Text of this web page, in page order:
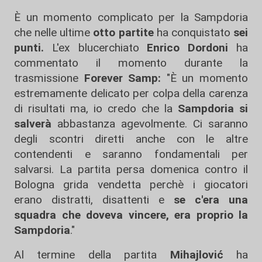
È un momento complicato per la Sampdoria
che nelle ultime otto partiteha conquistato sei
punti. L'ex blucerchiato Enrico Dordoni ha
commentato il momento durante la
trasmissione Forever Samp: "È un momento
estremamente delicato per colpa della carenza
di risultati ma, io credo che la Sampdoria si
salverà abbastanza agevolmente. Ci saranno
degli scontri diretti anche con le altre
contendenti e saranno fondamentali per
salvarsi. La partita persa domenica contro il
Bologna grida vendetta perchè i giocatori
erano distratti, disattenti e se c'era una
squadra che doveva vincere, era proprio la
Sampdoria."
Al termine della partita Mihajlović ha